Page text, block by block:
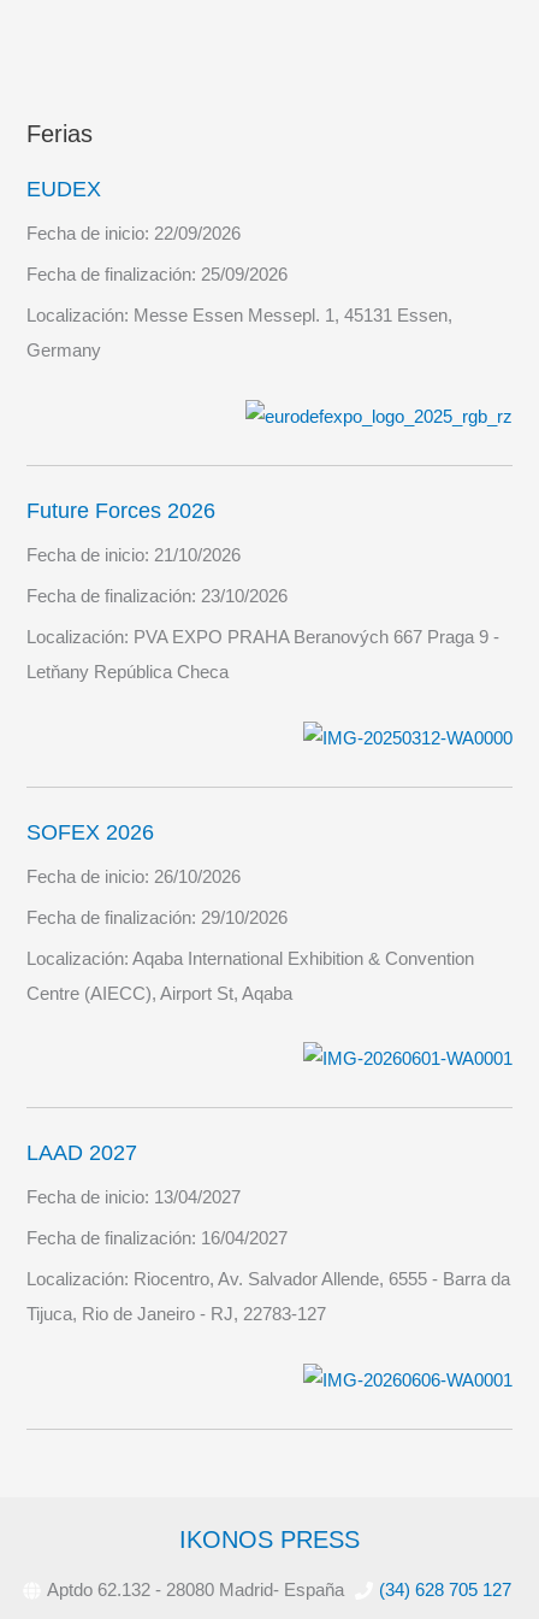
Ferias
EUDEX
Fecha de inicio:22/09/2026
Fecha de finalización:25/09/2026
Localización: Messe Essen Messepl. 1, 45131 Essen,
Germany
Future Forces 2026
Fecha de inicio: 21/10/2026
Fecha de finalización: 23/10/2026
Localización: PVA EXPO PRAHA Beranových 667 Praga 9 -
Letňany República Checa
SOFEX 2026
Fecha de inicio: 26/10/2026
Fecha de finalización: 29/10/2026
Localización:Aqaba International Exhibition & Convention
Centre (AIECC), Airport St, Aqaba
LAAD 2027
Fecha de inicio: 13/04/2027
Fecha de finalización: 16/04/2027
Localización: Riocentro, Av. Salvador Allende, 6555 - Barra da
Tijuca, Rio de Janeiro - RJ, 22783-127
IKONOS PRESS
Aptdo 62.132 - 28080 Madrid- España
(34) 628 705 127